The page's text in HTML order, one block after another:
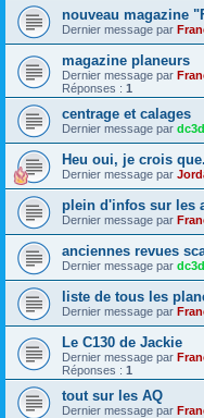
nouveau magazine
Dernier message par
magazine planeurs
Dernier message par
Réponses : 1
centrage et calages
Dernier message par
Heu oui, je crois
Dernier message par
plein d'infos sur les
Dernier message par
anciennes revues
Dernier message par
liste de tous les
Dernier message par
Le C130 de Jackie
Dernier message par
Réponses : 1
tout sur les AQ
Dernier message par